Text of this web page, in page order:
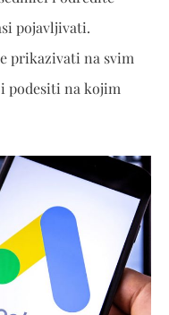
pojavljivati.
prikazivati na svim
podesiti na kojim